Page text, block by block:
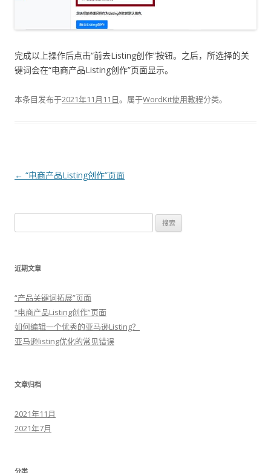
完成以上操作后点击“前去Listing创作”按钮。之后，所选择的关
键词会在“电商产品Listing创作”页面显示。
本条目发布于2021年11月11日。属于WordKit使用教程分类。
文
← “电商产品Listing创作”页面
索
近期文章
“产品关键词拓展”页面
“电商产品Listing创作”页面
如何编辑一个优秀的亚马逊Listing？
亚马逊listing优化的常见错误
文章归档
2021年11月
2021年7月